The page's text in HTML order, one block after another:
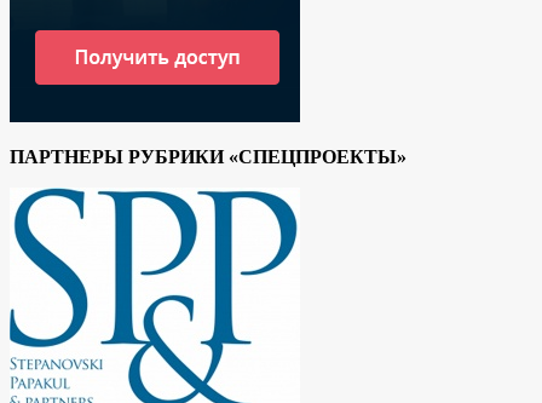
ПАРТНЕРЫ РУБРИКИ «СПЕЦПРОЕКТЫ»